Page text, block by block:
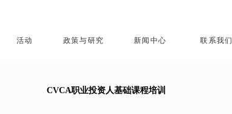
活动 政策与研究 新闻中心 联系我们
CVCA职业投资人基础课程培训